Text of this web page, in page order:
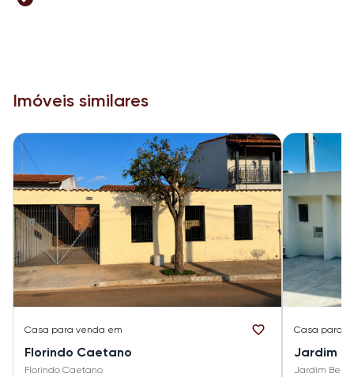
Imóveis similares
Casa para venda em
Florindo Caetano
Florindo Caetano
Casa para
Jardim
Jardim Bela